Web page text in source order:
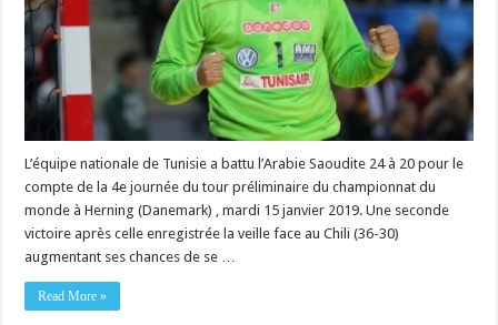
L’équipe nationale de Tunisie a battu l’Arabie Saoudite 24 à 20 pour le
compte de la 4e journée du tour préliminaire du championnat du
monde à Herning (Danemark) , mardi 15 janvier 2019. Une seconde
victoire après celle enregistrée la veille face au Chili (36-30)
augmentant ses chances de se …
Read More »